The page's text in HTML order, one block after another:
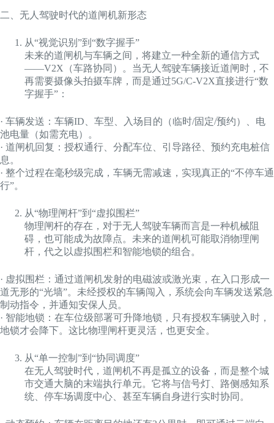
二、无人驾驶时代的道闸机新形态
从“视觉识别”到“数字握手”
未来的道闸机与车辆之间，将建立一种全新的通信方式
——V2X（车路协同）。当无人驾驶车辆接近道闸时，不
再需要摄像头拍摄车牌，而是通过5G/C-V2X直接进行“数
字握手”：
· 车辆发送：车辆ID、车型、入场目的（临时/固定/预约）、电
池电量（如需充电）。
· 道闸机回复：授权通行、分配车位、引导路径、预约充电桩信
息。
· 整个过程在毫秒级完成，车辆无需减速，实现真正的“不停车通
行”。
从“物理闸杆”到“虚拟围栏”
物理闸杆的存在，对于无人驾驶车辆而言是一种机械阻
碍，也可能成为故障点。未来的道闸机可能取消物理闸
杆，代之以虚拟围栏和智能地锁的组合。
· 虚拟围栏：通过道闸机发射的电磁波或激光束，在入口形成一
道无形的“光墙”。未经授权的车辆闯入，系统会向车辆发送紧急
制动指令，并通知安保人员。
· 智能地锁：在车位级部署可升降地锁，只有授权车辆驶入时，
地锁才会降下。这比物理闸杆更灵活，也更安全。
从“单一控制”到“协同调度”
在无人驾驶时代，道闸机不再是孤立的设备，而是整个城
市交通大脑的末端执行单元。它将与信号灯、路侧感知系
统、停车场调度中心、甚至车辆自身进行实时协同。